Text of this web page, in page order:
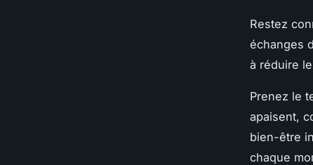
Restez
échanges
à réduire
Prenez le
apaisent,
bien-être
chaque